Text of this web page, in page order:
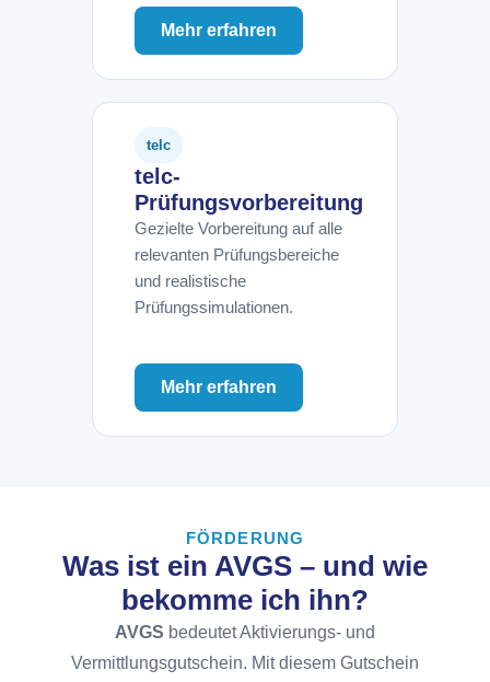
Mehr erfahren
telc
telc-
Prüfungsvorbereitung
Gezielte Vorbereitung auf alle
relevanten Prüfungsbereiche
und realistische
Prüfungssimulationen.
Mehr erfahren
FÖRDERUNG
Was ist ein AVGS – und wie
bekomme ich ihn?
AVGS bedeutet Aktivierungs- und
Vermittlungsgutschein. Mit diesem Gutschein